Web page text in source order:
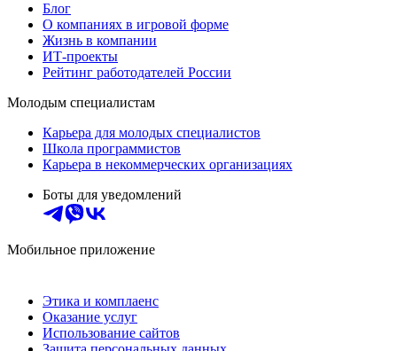
Блог
О компаниях в игровой форме
Жизнь в компании
ИТ-проекты
Рейтинг работодателей России
Молодым специалистам
Карьера для молодых специалистов
Школа программистов
Карьера в некоммерческих организациях
Боты для уведомлений
Мобильное приложение
Этика и комплаенс
Оказание услуг
Использование сайтов